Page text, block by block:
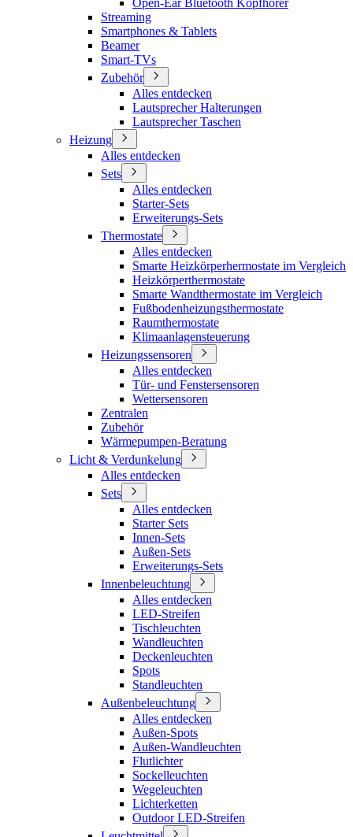
Open-Ear Bluetooth Kopfhörer
Streaming
Smartphones & Tablets
Beamer
Smart-TVs
Zubehör
Alles entdecken
Lautsprecher Halterungen
Lautsprecher Taschen
Heizung
Alles entdecken
Sets
Alles entdecken
Starter-Sets
Erweiterungs-Sets
Thermostate
Alles entdecken
Smarte Heizkörperhermostate im Vergleich
Heizkörperthermostate
Smarte Wandthermostate im Vergleich
Fußbodenheizungsthermostate
Raumthermostate
Klimaanlagensteuerung
Heizungssensoren
Alles entdecken
Tür- und Fenstersensoren
Wettersensoren
Zentralen
Zubehör
Wärmepumpen-Beratung
Licht & Verdunkelung
Alles entdecken
Sets
Alles entdecken
Starter Sets
Innen-Sets
Außen-Sets
Erweiterungs-Sets
Innenbeleuchtung
Alles entdecken
LED-Streifen
Tischleuchten
Wandleuchten
Deckenleuchten
Spots
Standleuchten
Außenbeleuchtung
Alles entdecken
Außen-Spots
Außen-Wandleuchten
Flutlichter
Sockelleuchten
Wegeleuchten
Lichterketten
Outdoor LED-Streifen